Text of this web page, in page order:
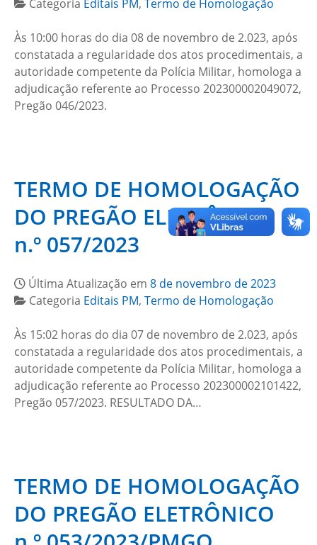
Categoria Editais PM, Termo de Homologação
Às 10:00 horas do dia 08 de novembro de 2.023, após
constatada a regularidade dos atos procedimentais, a
autoridade competente da Polícia Militar, homologa a
adjudicação referente ao Processo 202300002049072,
Pregão 046/2023.
TERMO DE HOMOLOGAÇÃO
DO PREGÃO ELETRÔNICO
n.º 057/2023
Última Atualização em 8 de novembro de 2023
Categoria Editais PM, Termo de Homologação
Às 15:02 horas do dia 07 de novembro de 2.023, após
constatada a regularidade dos atos procedimentais, a
autoridade competente da Polícia Militar, homologa a
adjudicação referente ao Processo 202300002101422,
Pregão 057/2023. RESULTADO DA…
TERMO DE HOMOLOGAÇÃO
DO PREGÃO ELETRÔNICO